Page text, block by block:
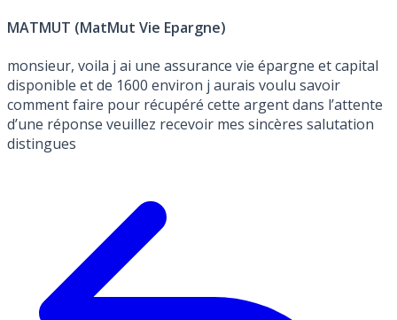
MATMUT (MatMut Vie Epargne)
monsieur, voila j ai une assurance vie épargne et capital
disponible et de 1600 environ j aurais voulu savoir
comment faire pour récupéré cette argent dans l’attente
d’une réponse veuillez recevoir mes sincères salutation
distingues